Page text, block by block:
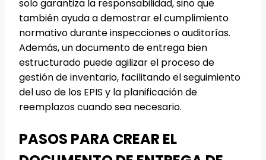
solo garantiza la responsabilidad, sino que
también ayuda a demostrar el cumplimiento
normativo durante inspecciones o auditorías.
Además, un documento de entrega bien
estructurado puede agilizar el proceso de
gestión de inventario, facilitando el seguimiento
del uso de los EPIS y la planificación de
reemplazos cuando sea necesario.
PASOS PARA CREAR EL